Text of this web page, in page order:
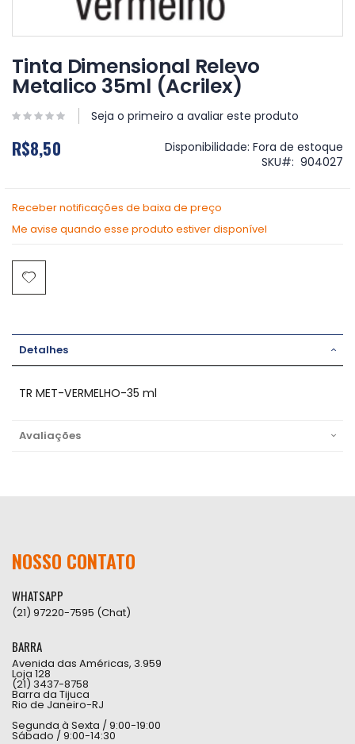
para
o
início
Galeria
imagens
Tinta Dimensional Relevo
Metalico 35ml (Acrilex)
Seja o primeiro a avaliar este produto
R$8,50 Disponibilidade: Fora de estoque
SKU
904027
Receber notificações de baixa de preço
Me avise quando esse produto estiver disponível
Detalhes
TR MET-VERMELHO-35 ml
Avaliações
NOSSO CONTATO
WHATSAPP
(21) 97220-7595 (Chat)
BARRA
Avenida das Américas, 3.959
Loja 128
(21) 3437-8758
Barra da Tijuca
Rio de Janeiro-RJ
Segunda à Sexta / 9:00-19:00
Sábado / 9:00-14:30